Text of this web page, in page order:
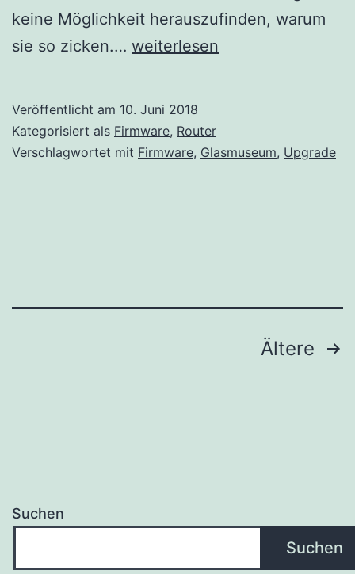
keine Möglichkeit herauszufinden, warum
sie so zicken.… Glasmuseum
weiterlesen
Veröffentlicht am 10. Juni 2018
Kategorisiert als Firmware, Router
Verschlagwortet mit Firmware, Glasmuseum, Upgrade
Seitennummerierung
Ältere
Suchen
Suchen